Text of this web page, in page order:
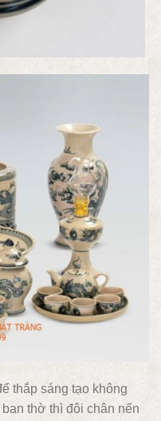
thắp sáng tạo không
thờ thì đôi chân nến